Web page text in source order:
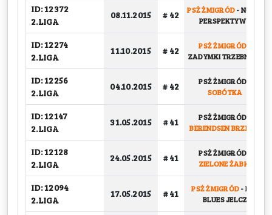
ID: 12372
2.LIGA
08.11.2015 # 42 PSŻ ŻMIGRÓD-NOWE
PERSPEKTYWY
ID: 12274
2.LIGA
11.10.2015 # 42 PSŻ ŻMIGRÓD
ZADYMKI TRZEBNICA
ID: 12256
2.LIGA
04.10.2015 # 42 PSŻ ŻMIGRÓD
SOBÓTKA
ID: 12147
2.LIGA
31.05.2015 # 41 PSŻ ŻMIGRÓD
BERENDSEN BRZEG D
ID: 12128
2.LIGA
24.05.2015 # 41 PSŻ ŻMIGRÓD
ZIELONE ŻABKI
ID: 12094
2.LIGA
17.05.2015 # 41 PSŻ ŻMIGRÓD-LZS
BLUES JELCZ